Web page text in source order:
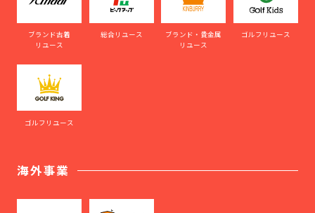
ブランド古着
リユース
総合リユース
ブランド・貴金属
リユース
ゴルフリユース
ゴルフリユース
海外事業